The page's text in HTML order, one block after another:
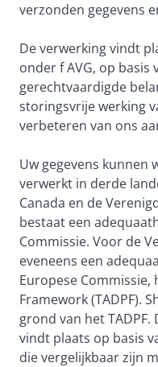
verzonden gegevens
De verwerking vindt
onder f AVG, op basis
gerechtvaardigde
storingsvrije werking
verbeteren van ons
Uw gegevens kunnen
verwerkt in derde
Canada en de
bestaat een
Commissie. Voor de
eveneens een
Europese Commissie,
Framework (TADPF).
grond van het
vindt plaats op basis
die vergelijkbaar zijn